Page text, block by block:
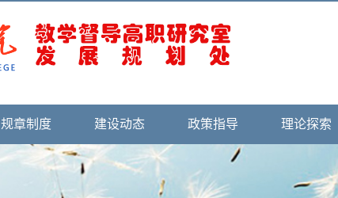
规章制度 建设动态 政策指导 理论探索